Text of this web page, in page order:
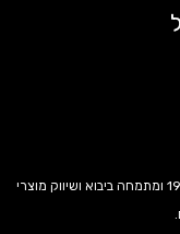
חברת הנסיך הקטן - אביב ואורן בע"מ נוסדה בשנת 1994 ומתמחה ביבוא ושיווק מוצרי